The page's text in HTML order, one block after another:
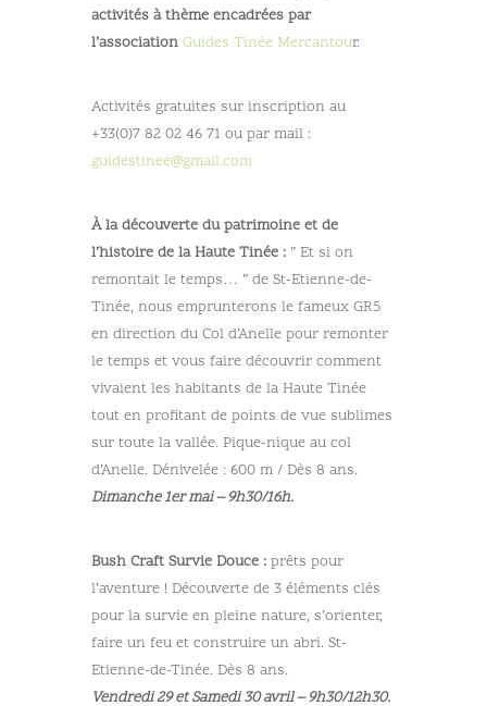
activités à thème encadrées par
l’association Guides Tinée Mercantour.
Activités gratuites sur inscription au
+33(0)7 82 02 46 71 ou par mail :
guidestinee@gmail.com
À la découverte du patrimoine et de
l’histoire de la Haute Tinée : ” Et si on
remontait le temps… ” de St-Etienne-de-
Tinée, nous emprunterons le fameux GR5
en direction du Col d’Anelle pour remonter
le temps et vous faire découvrir comment
vivaient les habitants de la Haute Tinée
tout en profitant de points de vue sublimes
sur toute la vallée. Pique-nique au col
d’Anelle. Dénivelée : 600 m / Dès 8 ans.
Dimanche 1er mai – 9h30/16h.
Bush Craft Survie Douce : prêts pour
l’aventure ! Découverte de 3 éléments clés
pour la survie en pleine nature, s’orienter,
faire un feu et construire un abri. St-
Etienne-de-Tinée. Dès 8 ans.
Vendredi 29 et Samedi 30 avril – 9h30/12h30.